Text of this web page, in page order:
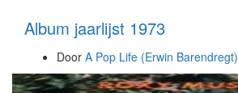
Album jaarlijst 1973
Door A Pop Life (Erwin Barendregt)